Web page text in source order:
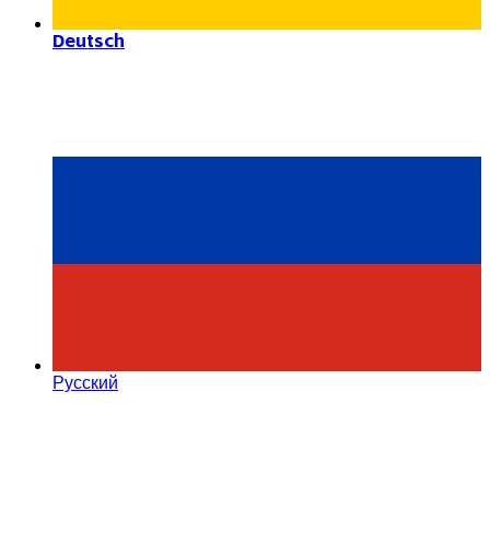
Deutsch
Русский